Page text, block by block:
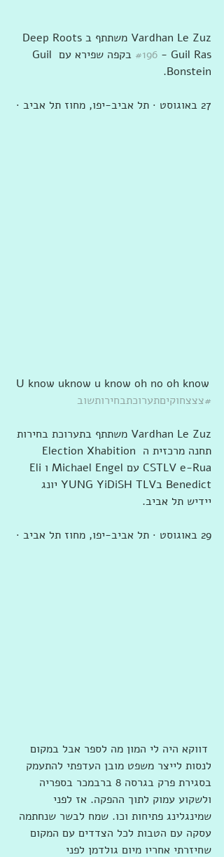
#196
- Guil Ras‎‏ ב‏קפה שפירא‏ עם ‏‎Guil
Bonstein‎‏.
27 באוגוסט · ‏תל אביב-יפו‏, ‏מחוז תל אביב‏ ·
U know uknow u know oh no oh know
#צצצחוקיםתערוכתבחירותשוב
‏‎Vardhan Le Zuz‎‏ ‏‏משתתף ב‏תערוכת בחירות
תחנה מרכזית ה Election Xhabition
CSTLV e-Rua‏ עם ‏‎Michael Engel‎‏ ו‏‎Eli
Benedict‎‏ ב‏YUNG YiDiSH TLV יונג
יידיש תל אביב‏.
29 באוגוסט · ‏תל אביב-יפו‏, ‏מחוז תל אביב‏ ·
דווקא היה לי המון מה לספר אבל במקום
לנסות לייצר משפט מובן העדפתי להתעמק
בסגירת פרק בגרסה 8 ברבמכר בספריה
ולשקוע עמוק לתוך ההפקה. אז לפני
שמינגלינג פתיחות וכו. שמח לבשר שנחתמה
עסקה עם הטבות לכל הצדדים עם המקום
שחיזרתי אחריו מיום גולדמן לפני